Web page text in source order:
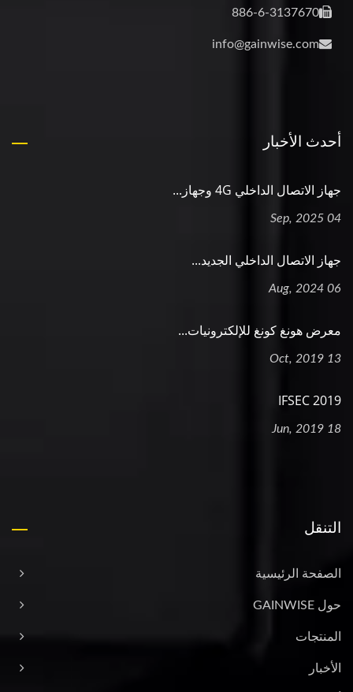
886-6-3137670
info@gainwise.com
أحدث الأخبار
جهاز الاتصال الداخلي 4G وجهاز...
04 Sep, 2025
جهاز الاتصال الداخلي الجديد...
06 Aug, 2024
معرض هونغ كونغ للإلكترونيات...
13 Oct, 2019
2019 IFSEC
18 Jun, 2019
التنقل
الصفحة الرئيسية
حول GAINWISE
المنتجات
الأخبار